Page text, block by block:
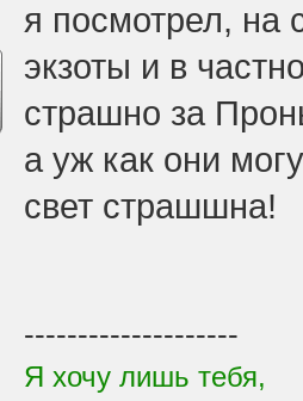
я посмотрел, на
экзоты и в
страшно за
а уж как они
свет страшшна!
--------------------
Я хочу лишь тебя,